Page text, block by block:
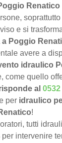
Renatico
e si
Poggio
avere a
idraulico
come quello
al
per idraulico
!
tutti
per intervenire